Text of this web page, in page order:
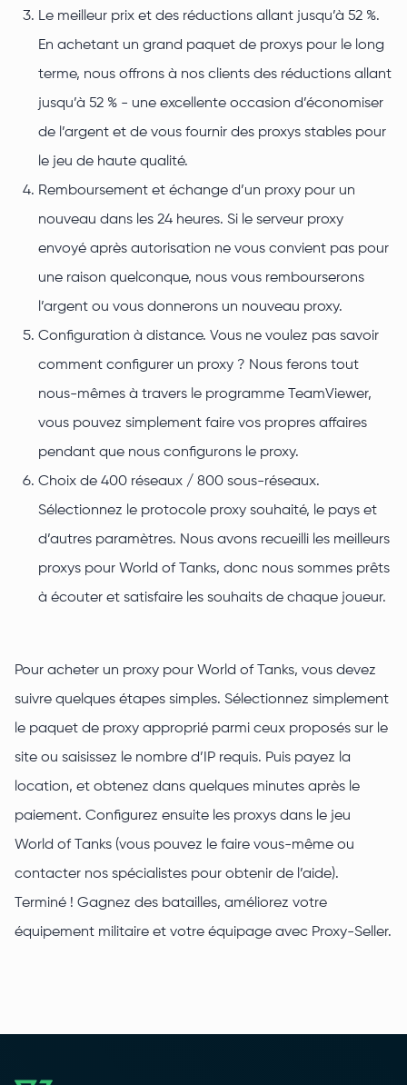
Le meilleur prix et des réductions allant jusqu’à 52 %.
En achetant un grand paquet de proxys pour le long
terme, nous offrons à nos clients des réductions allant
jusqu’à 52 % - une excellente occasion d’économiser
de l’argent et de vous fournir des proxys stables pour
le jeu de haute qualité.
Remboursement et échange d’un proxy pour un
nouveau dans les 24 heures. Si le serveur proxy
envoyé après autorisation ne vous convient pas pour
une raison quelconque, nous vous rembourserons
l’argent ou vous donnerons un nouveau proxy.
Configuration à distance. Vous ne voulez pas savoir
comment configurer un proxy ? Nous ferons tout
nous-mêmes à travers le programme TeamViewer,
vous pouvez simplement faire vos propres affaires
pendant que nous configurons le proxy.
Choix de 400 réseaux / 800 sous-réseaux.
Sélectionnez le protocole proxy souhaité, le pays et
d’autres paramètres. Nous avons recueilli les meilleurs
proxys pour World of Tanks, donc nous sommes prêts
à écouter et satisfaire les souhaits de chaque joueur.
Pour acheter un proxy pour World of Tanks, vous devez
suivre quelques étapes simples. Sélectionnez simplement
le paquet de proxy approprié parmi ceux proposés sur le
site ou saisissez le nombre d’IP requis. Puis payez la
location, et obtenez dans quelques minutes après le
paiement. Configurez ensuite les proxys dans le jeu
World of Tanks (vous pouvez le faire vous-même ou
contacter nos spécialistes pour obtenir de l’aide).
Terminé ! Gagnez des batailles, améliorez votre
équipement militaire et votre équipage avec Proxy-Seller.